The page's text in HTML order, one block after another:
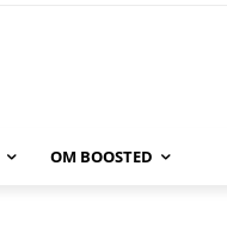
OM BOOSTED